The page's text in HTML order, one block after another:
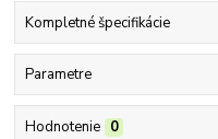
Kompletné špecifikácie
Parametre
Hodnotenie 0